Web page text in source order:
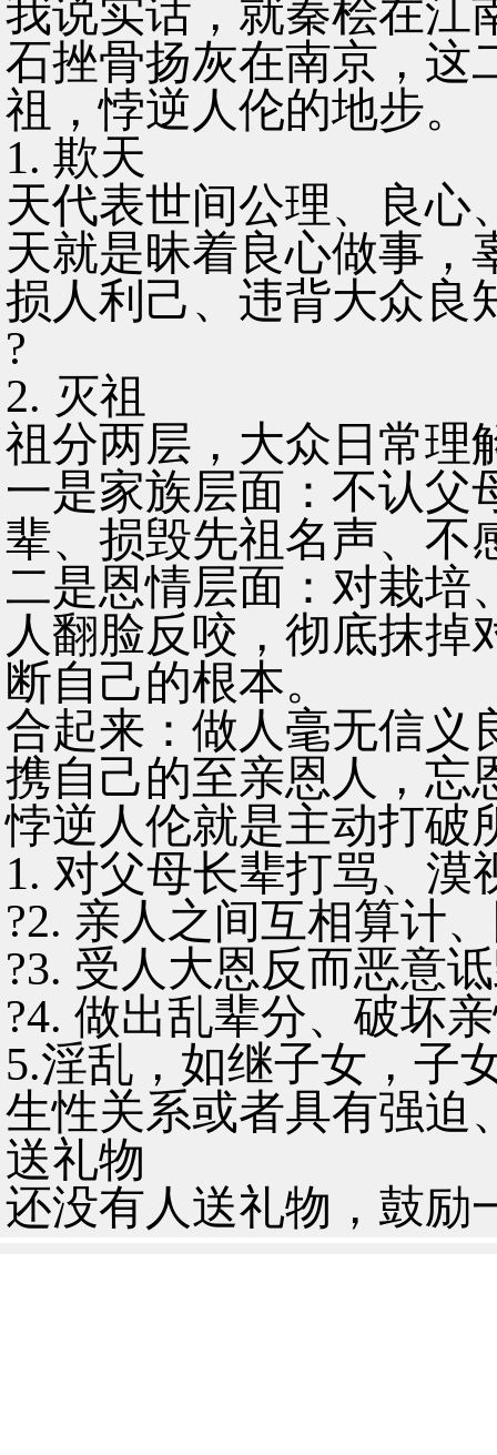
我说实话，就秦桧在江
石挫骨扬灰在南京，这
祖，悖逆人伦的地步。
1. 欺天
天代表世间公理、良心
天就是昧着良心做事，
损人利己、违背大众良
?
2. 灭祖
祖分两层，大众日常理
一是家族层面：不认父
辈、损毁先祖名声、不
二是恩情层面：对栽培
人翻脸反咬，彻底抹
断自己的根本。
合起来：做人毫无信义
携自己的至亲恩人，忘
悖逆人伦就是主动打破
1. 对父母长辈打骂、漠
?2. 亲人之间互相算计
?3. 受人大恩反而恶意
?4. 做出乱辈分、破坏
5.淫乱，如继子女，子
生性关系或者具有强迫
送礼物
还没有人送礼物，鼓励